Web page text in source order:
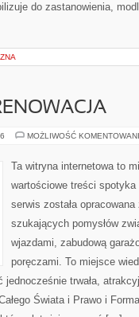
do zastanowienia,
MOŻLIWOŚĆ
Ta witryna internetowa to
wartościowe treści
serwis została
szukających pomysłów
wjazdami, zabudową
poręczami. To miejsce
jednocześnie trwała,
Świata i Prawo i